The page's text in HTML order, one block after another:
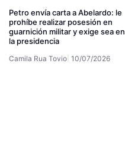
Petro envía carta a Abelardo: le
prohíbe realizar posesión en
guarnición militar y exige sea en
la presidencia
Camila Rua Tovio 10/07/2026